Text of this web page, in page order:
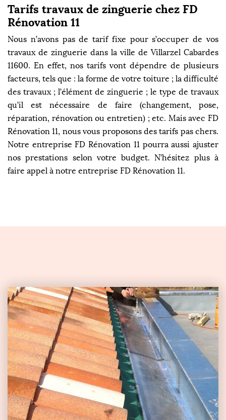
Tarifs travaux de zinguerie chez FD
Rénovation 11
Nous n’avons pas de tarif fixe pour s’occuper de vos
travaux de zinguerie dans la ville de Villarzel Cabardes
11600. En effet, nos tarifs vont dépendre de plusieurs
facteurs, tels que : la forme de votre toiture ; la difficulté
des travaux ; l’élément de zinguerie ; le type de travaux
qu’il est nécessaire de faire (changement, pose,
réparation, rénovation ou entretien) ; etc. Mais avec FD
Rénovation 11, nous vous proposons des tarifs pas chers.
Notre entreprise FD Rénovation 11 pourra aussi ajuster
nos prestations selon votre budget. N’hésitez plus à
faire appel à notre entreprise FD Rénovation 11.